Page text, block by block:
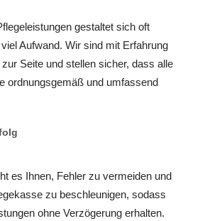
gestaltet sich oft
Aufwand. Wir sind mit Erfahrung
Seite und stellen sicher, dass alle
ordnungsgemäß und umfassend
es Ihnen, Fehler zu vermeiden und
zu beschleunigen, sodass
ohne Verzögerung erhalten.